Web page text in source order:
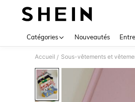
Catégories Nouveautés
Accueil / Sous-vêtements et